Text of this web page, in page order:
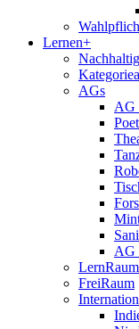
Lernen+
AGs
AG
AG
FreiRaum